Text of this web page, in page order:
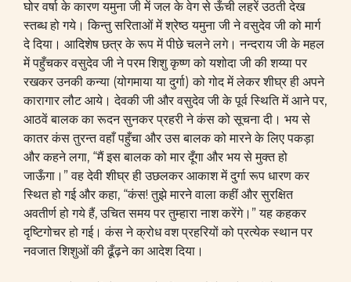
घोर वर्षा के कारण यमुना जी में जल के वेग से ऊँची लहरें उठती देख
स्तब्ध हो गये। किन्तु सरिताओं में श्रेष्ठ यमुना जी ने वसुदेव जी को मार्ग
दे दिया। आदिशेष छत्र के रूप में पीछे चलने लगे। नन्दराय जी के महल
में पहुँचकर वसुदेव जी ने परम शिशु कृष्ण को यशोदा जी की शय्या पर
रखकर उनकी कन्या (योगमाया या दुर्गा) को गोद में लेकर शीघ्र ही अपने
कारागार लौट आये। देवकी जी और वसुदेव जी के पूर्व स्थिति में आने पर,
आठवें बालक का रूदन सुनकर प्रहरी ने कंस को सूचना दी। भय से
कातर कंस तुरन्त वहाँ पहुँचा और उस बालक को मारने के लिए पकड़ा
और कहने लगा, “मैं इस बालक को मार दूँगा और भय से मुक्त हो
जाऊँगा।” वह देवी शीघ्र ही उछलकर आकाश में दुर्गा रूप धारण कर
स्थित हो गई और कहा, “कंस! तुझे मारने वाला कहीं और सुरक्षित
अवतीर्ण हो गये हैं, उचित समय पर तुम्हारा नाश करेंगे।” यह कहकर
दृष्टिगोचर हो गई। कंस ने क्रोध वश प्रहरियों को प्रत्येक स्थान पर
नवजात शिशुओं की ढूँढ़ने का आदेश दिया।